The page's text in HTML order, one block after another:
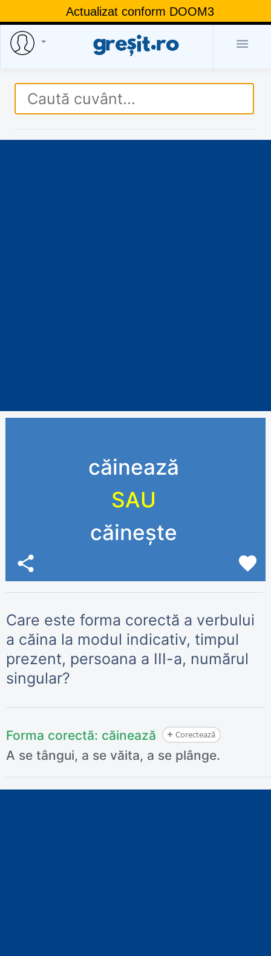
Actualizat conform DOOM3

căinează
SAU
căinește
share favorite
Care este forma corectă a verbului
a căina la modul indicativ, timpul
prezent, persoana a III-a, numărul
singular?
Forma corectă: căinează Corectează
A se tângui, a se văita, a se plânge.